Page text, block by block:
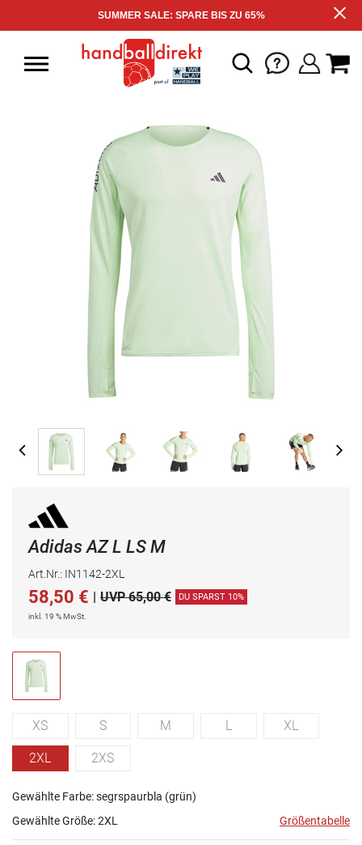
SUMMER SALE: SPARE BIS ZU 65%
Adidas AZ L LS M
Art.Nr.: IN1142-2XL
58,50 € | UVP 65,00 € DU SPARST 10%
inkl. 19 % MwSt.
XS S M L XL
2XL 2XS
Gewählte Farbe: segrspaurbla (grün)
Gewählte Größe:2XL Größentabelle